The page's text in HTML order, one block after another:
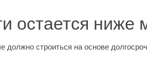
остается ниже
строиться на основе